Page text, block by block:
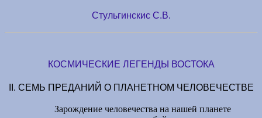
Стульгинскис С.В.
КОСМИЧЕСКИЕ ЛЕГЕНДЫ ВОСТОКА
II. СЕМЬ ПРЕДАНИЙ О ПЛАНЕТНОМ ЧЕЛОВЕЧЕСТВЕ
Зарождение человечества на нашей планете